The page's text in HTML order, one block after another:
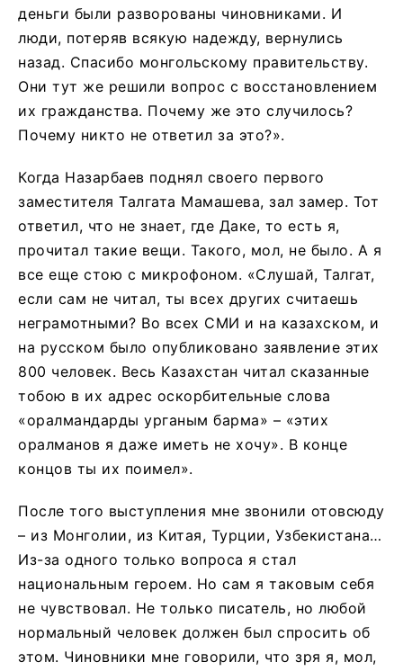
деньги были разворованы чиновниками. И
люди, потеряв всякую надежду, вернулись
назад. Спасибо монгольскому правительству.
Они тут же решили вопрос с восстановлением
их гражданства. Почему же это случилось?
Почему никто не ответил за это?».
Когда Назарбаев поднял своего первого
заместителя Талгата Мамашева, зал замер. Тот
ответил, что не знает, где Даке, то есть я,
прочитал такие вещи. Такого, мол, не было. А я
все еще стою с микрофоном. «Слушай, Талгат,
если сам не читал, ты всех других считаешь
неграмотными? Во всех СМИ и на казахском, и
на русском было опубликовано заявление этих
800 человек. Весь Казахстан читал сказанные
тобою в их адрес оскорбительные слова
«оралмандарды урганым барма» – «этих
оралманов я даже иметь не хочу». В конце
концов ты их поимел».
После того выступления мне звонили отовсюду
– из Монголии, из Китая, Турции, Узбекистана…
Из-за одного только вопроса я стал
национальным героем. Но сам я таковым себя
не чувствовал. Не только писатель, но любой
нормальный человек должен был спросить об
этом. Чиновники мне говорили, что зря я, мол,